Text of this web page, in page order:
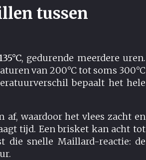
tussen
, gedurende meerdere uren.
van 200°C tot soms 300°C
bepaalt het hele
af, waardoor het vlees zacht en
tijd. Een brisket kan acht tot
snelle Maillard-reactie: de